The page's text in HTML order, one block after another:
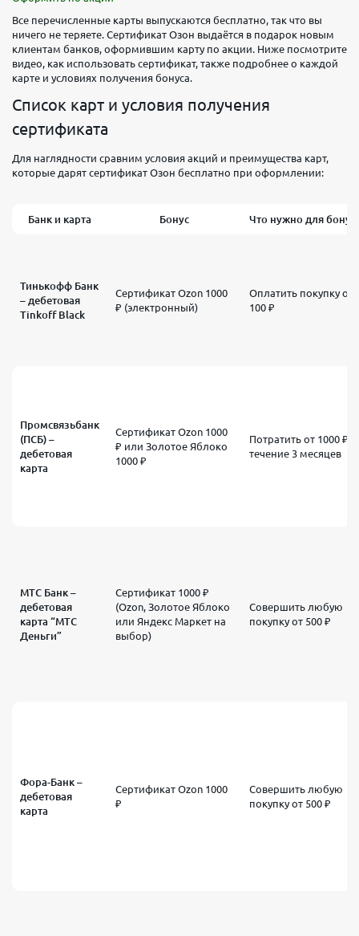
Все перечисленные карты выпускаются бесплатно, так что вы
ничего не теряете. Сертификат Озон выдаётся в подарок новым
клиентам банков, оформившим карту по акции. Ниже посмотрите
видео, как использовать сертификат, также подробнее о каждой
карте и условиях получения бонуса.
Список карт и условия получения
сертификата
Для наглядности сравним условия акций и преимущества карт,
которые дарят сертификат Озон бесплатно при оформлении:
Банк и карта Бонус Что нужно для
Тинькофф Банк
– дебетовая
Tinkoff Black
Сертификат Ozon 1000
₽ (электронный)
Оплатить покупку от
100 ₽
Промсвязьбанк
(ПСБ) –
дебетовая
карта
Сертификат Ozon 1000
₽ или Золотое Яблоко
1000 ₽
Потратить от 1000 ₽ в
течение 3 месяцев
МТС Банк –
дебетовая
карта “МТС
Деньги”
Сертификат 1000 ₽
(Ozon, Золотое Яблоко
или Яндекс Маркет на
выбор)
Совершить любую
покупку от 500 ₽
Фора-Банк –
дебетовая
карта
Сертификат Ozon 1000
₽
Совершить любую
покупку от 500 ₽